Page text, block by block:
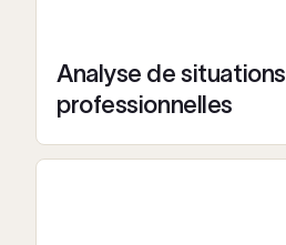
Analyse de situations
professionnelles